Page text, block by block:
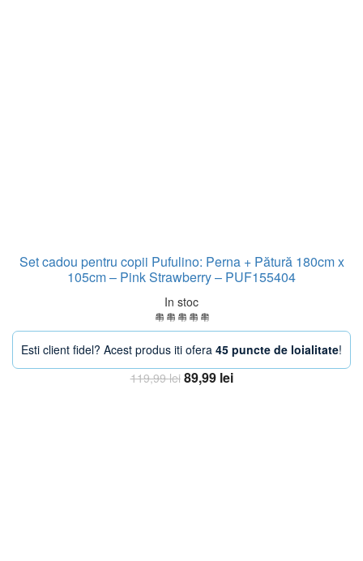
Set cadou pentru copii Pufulino: Perna + Pătură 180cm x
105cm – Pink Strawberry – PUF155404
In stoc
Esti client fidel? Acest produs iti ofera 45 puncte de loialitate!
119,99lei Prețul
89,99 leiPrețul